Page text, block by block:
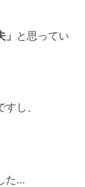
と思ってい
し、
た…